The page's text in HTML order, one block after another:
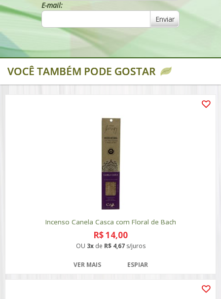
E-mail:
Enviar
VOCÊ TAMBÉM PODE GOSTAR
Incenso Canela Casca com Floral de Bach
R$ 14,00
OU 3xde R$ 4,67s/juros
VER MAIS ESPIAR